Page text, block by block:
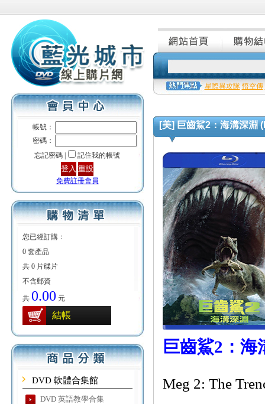
帳號：
密碼：
忘記密碼 |
記住我的帳號
免費註冊會員
您已經訂購：
0 套產品
共 0 片碟片
不含郵資
共 0.00 元
結帳
DVD 軟體合集館
DVD 英語教學合集
星際異攻隊 悟空傳
[美] 巨齒鯊2：海溝深淵
巨齒鯊2：海
Meg 2: The